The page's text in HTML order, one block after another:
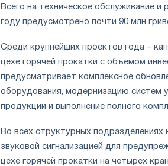
Всего на техническое обслуживание
году предусмотрено почти 90 млн
Среди крупнейших проектов года –
цехе горячей прокатки с объемом
предусматривает комплексное
оборудования, модернизацию систем
продукции и выполнение полного
Во всех структурных
звуковой сигнализацией для
цехе горячей прокатки на четырех